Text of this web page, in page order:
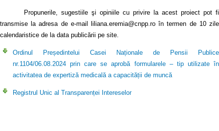
Propunerile, sugestiile şi opiniile cu privire la acest proiect pot fi
transmise la adresa de e-mail liliana.eremia@cnpp.ro în termen de 10 zile
calendaristice de la data publicării pe site.
Ordinul Președintelui Casei Naționale de Pensii Publice
nr.1104/06.08.2024 prin care se aprobă formularele – tip utilizate în
activitatea de expertiză medicală a capacității de muncă
Registrul Unic al Transparenței Intereselor